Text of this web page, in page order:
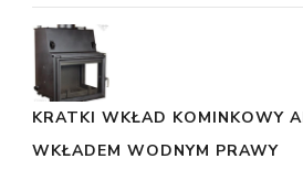
KRATKI WKŁAD KOMINKOWY
WKŁADEM WODNYM PRAWY